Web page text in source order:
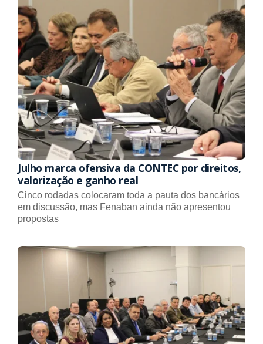
Julho marca ofensiva da CONTEC por direitos,
valorização e ganho real
Cinco rodadas colocaram toda a pauta dos bancários
em discussão, mas Fenaban ainda não apresentou
propostas